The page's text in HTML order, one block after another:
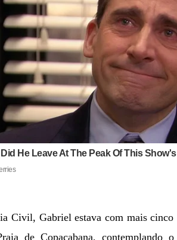
Civil, Gabriel estava com mais cinco
de Copacabana, contemplando